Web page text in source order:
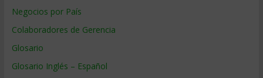
Negocios por País
Colaboradores de Gerencia
Glosario
Glosario Inglés – Español